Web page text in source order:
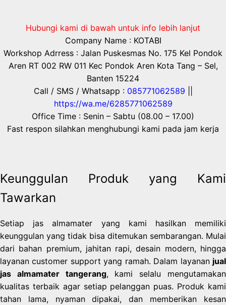
Hubungi kami di bawah untuk info lebih lanjut
Company Name : KOTABI
Workshop Adrress : Jalan Puskesmas No. 175 Kel Pondok
Aren RT 002 RW 011 Kec Pondok Aren Kota Tang – Sel,
Banten 15224
Call / SMS / Whatsapp : 085771062589
https://wa.me/6285771062589
Office Time : Senin – Sabtu (08.00 – 17.00)
Fast respon silahkan menghubungi kami pada jam kerja
Keunggulan Produk yang Kami
Tawarkan
Setiap jas almamater yang kami hasilkan memiliki
keunggulan yang tidak bisa ditemukan sembarangan. Mulai
dari bahan premium, jahitan rapi, desain modern, hingga
layanan customer support yang ramah. Dalam layanan jual
jas almamater tangerang, kami selalu mengutamakan
kualitas terbaik agar setiap pelanggan puas. Produk kami
tahan lama, nyaman dipakai, dan memberikan kesan